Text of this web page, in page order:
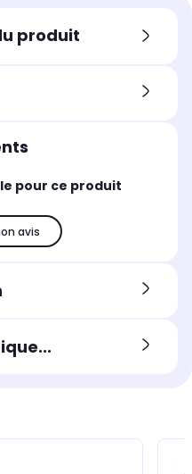
produit
pour ce produit
avis